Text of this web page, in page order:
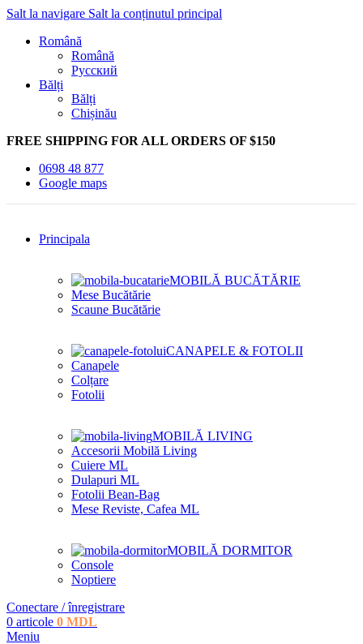
Salt la navigare Salt la conținutul principal
Română
Română
Русский
Bălți
Bălți
Chișinău
FREE SHIPPING FOR ALL ORDERS OF $150
0698 48 877
Google maps
Principala
MOBILĂ BUCĂTĂRIE
Mese Bucătărie
Scaune Bucătărie
CANAPELE & FOTOLII
Canapele
Colțare
Fotolii
MOBILĂ LIVING
Accesorii Mobilă Living
Cuiere ML
Dulapuri ML
Fotolii Bean-Bag
Mese Reviste, Cafea ML
MOBILĂ DORMITOR
Console
Noptiere
Conectare / înregistrare
0 articole 0 MDL
Meniu